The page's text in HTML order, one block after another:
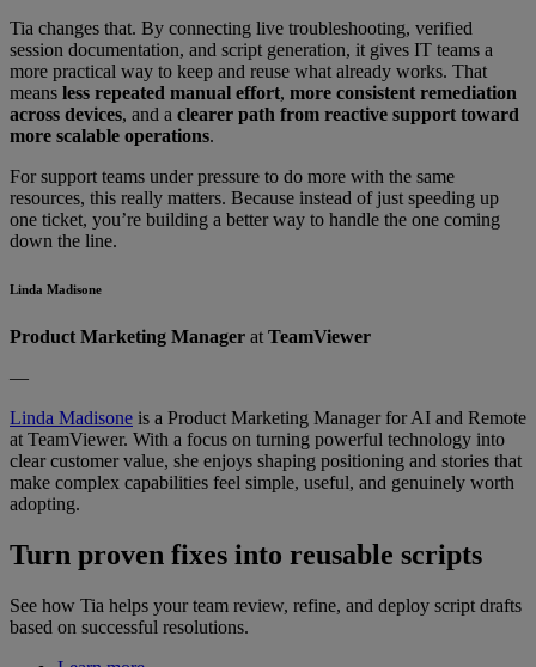
Tia changes that. By connecting live troubleshooting, verified
session documentation, and script generation, it gives IT teams a
more practical way to keep and reuse what already works. That
means less repeated manual effort, more consistent remediation
across devices, and a clearer path from reactive support toward
more scalable operations.
For support teams under pressure to do more with the same
resources, this really matters. Because instead of just speeding up
one ticket, you’re building a better way to handle the one coming
down the line.
Linda Madisone
Product Marketing Manager atTeamViewer
—
Linda Madisone is a Product Marketing Manager for AI and Remote
at TeamViewer. With a focus on turning powerful technology into
clear customer value, she enjoys shaping positioning and stories that
make complex capabilities feel simple, useful, and genuinely worth
adopting.
Turn proven fixes into reusable scripts
See how Tia helps your team review, refine, and deploy script drafts
based on successful resolutions.